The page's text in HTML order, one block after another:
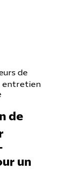
de
entretien
de
un